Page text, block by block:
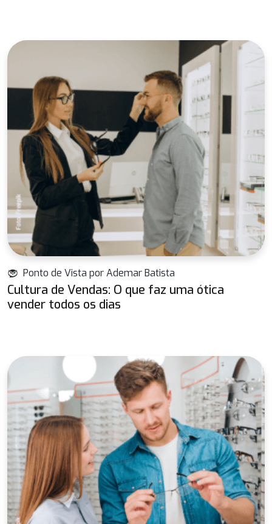
Ponto de Vista por Ademar Batista
Cultura de Vendas: O que faz uma ótica
vender todos os dias